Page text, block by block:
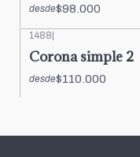
desde$98.000
1488|
Corona simple 2
desde$110.000